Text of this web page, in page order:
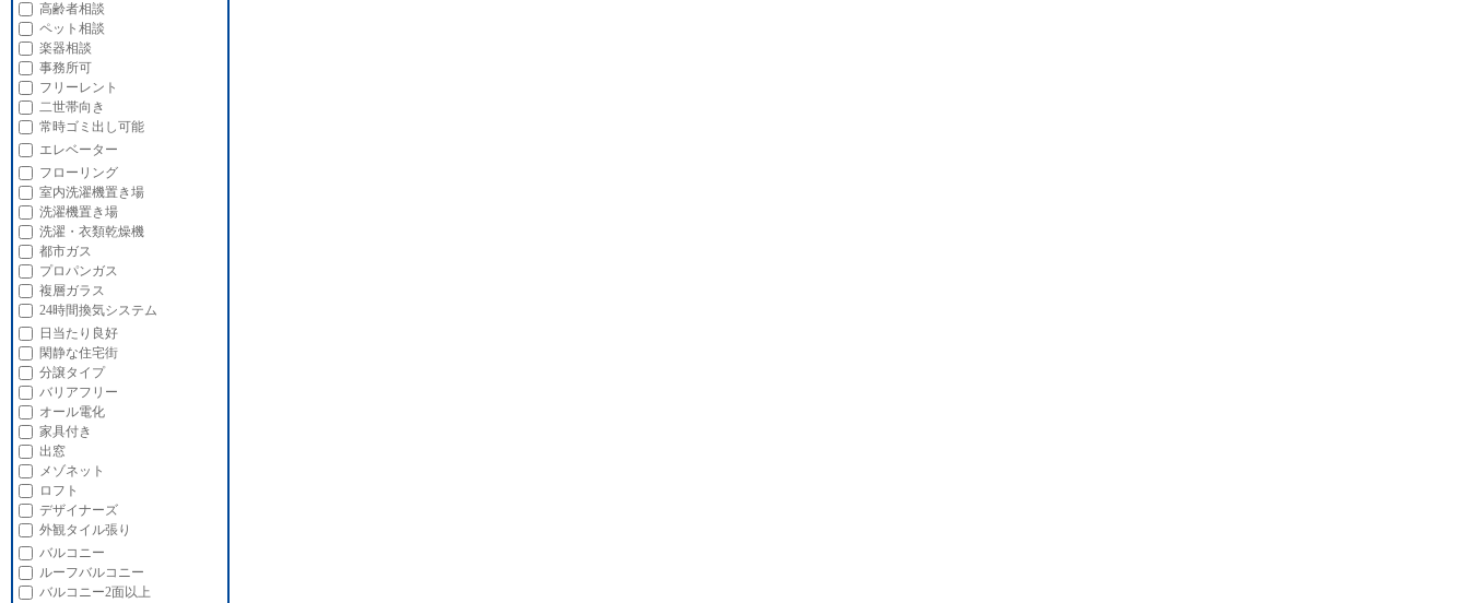
高齢者相談
ペット相談
楽器相談
事務所可
フリーレント
二世帯向き
常時ゴミ出し可能
エレベーター
フローリング
室内洗濯機置き場
洗濯機置き場
洗濯・衣類乾燥機
都市ガス
プロパンガス
複層ガラス
24時間換気システム
日当たり良好
閑静な住宅街
分譲タイプ
バリアフリー
オール電化
家具付き
出窓
メゾネット
ロフト
デザイナーズ
外観タイル張り
バルコニー
ルーフバルコニー
バルコニー2面以上